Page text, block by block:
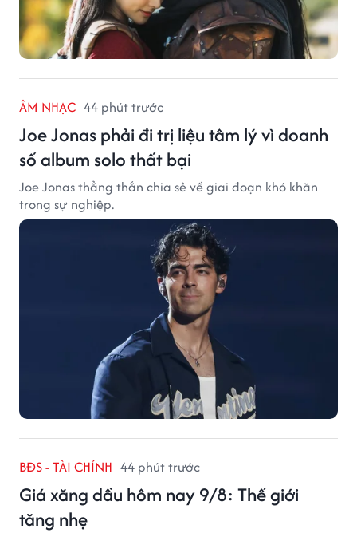
ÂM NHẠC 44 phút trước
Joe Jonas phải đi trị liệu tâm lý vì doanh
số album solo thất bại
Joe Jonas thẳng thắn chia sẻ về giai đoạn khó khăn
trong sự nghiệp.
BĐS - TÀI CHÍNH 44 phút trước
Giá xăng dầu hôm nay 9/8: Thế giới
tăng nhẹ